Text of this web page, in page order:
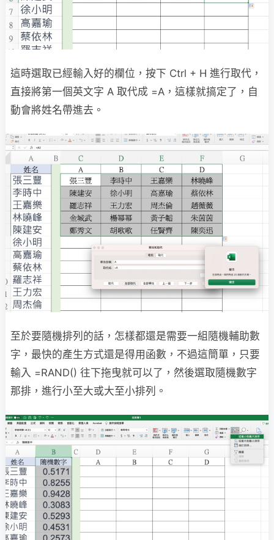
這時選取已經輸入好的欄位，按下 Ctrl + H 進行取代，
直接將第一個英文字 A 取代成 =A，這樣就搞定了，自
動會將姓名帶進去。
至於要隨機排列的話，怎樣都還是需要一組隨機輔助數
字，最快的產生方式還是得用函數，不過這簡單，只要
輸入 =RAND() 往下拖曳就可以了，然後選取隨機數字
那排，進行小至大或大至小排列。